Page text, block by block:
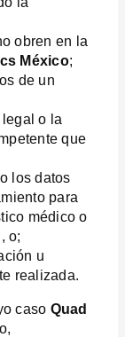
obren en la
México;
de un
o la
que
los datos
para
médico o
o;
u
realizada.
caso Quad